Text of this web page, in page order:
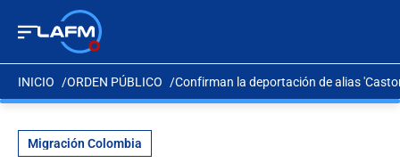
INICIO ORDEN PÚBLICO Confirman la deportación de alias
Migración Colombia